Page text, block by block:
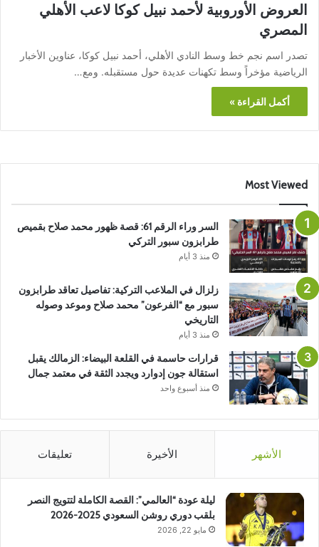
العروض الأوروبية لأحمد نبيل كوكا لاعب الأهلي
المصري
تصدر اسم نجم خط وسط النادي الأهلي، أحمد نبيل كوكا، عناوين الأخبار
الرياضية مؤخراً وسط تكهنات عديدة حول مستقبله. ومع…
أكمل القراءة »
Most Viewed
السر وراء الرقم 61: قصة ظهور محمد صلاح بقميص
طرابزون سبور التركي
منذ 3 أيام
زلزال في الملاعب التركية: تفاصيل تعاقد طرابزون
سبور مع “الفرعون” محمد صلاح وموعد وصوله
التاريخي
منذ 3 أيام
قرارات حاسمة في القلعة البيضاء: الزمالك يقبل
استقالة جون إدوارد ويجدد الثقة في معتمد جمال
منذ أسبوع واحد
الأشهر الأخيرة تعليقات
ليلة عودة “العالمي”: القصة الكاملة لتتويج النصر
بلقب دوري روشن السعودي 2025-2026
مايو 22, 2026